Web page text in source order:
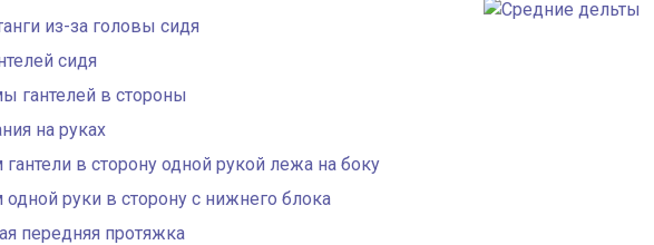
из-за головы сидя
сидя
гантелей в стороны
на руках
в сторону одной рукой лежа на боку
руки в сторону с нижнего блока
передняя протяжка